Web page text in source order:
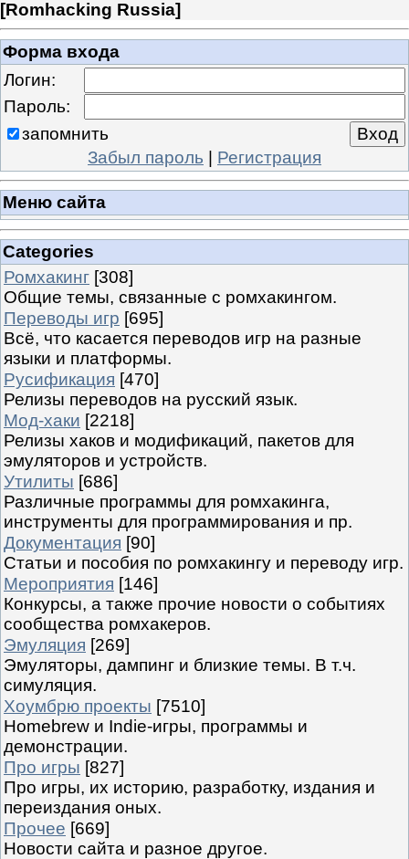
[Romhacking Russia]
Форма входа
Логин:
Пароль:
запомнить
Забыл пароль | Регистрация
Меню сайта
Categories
Ромхакинг [308]
Общие темы, связанные с ромхакингом.
Переводы игр [695]
Всё, что касается переводов игр на разные
языки и платформы.
Русификация [470]
Релизы переводов на русский язык.
Мод-хаки [2218]
Релизы хаков и модификаций, пакетов для
эмуляторов и устройств.
Утилиты [686]
Различные программы для ромхакинга,
инструменты для программирования и пр.
Документация [90]
Статьи и пособия по ромхакингу и переводу игр.
Мероприятия [146]
Конкурсы, а также прочие новости о событиях
сообщества ромхакеров.
Эмуляция [269]
Эмуляторы, дампинг и близкие темы. В т.ч.
симуляция.
Хоумбрю проекты [7510]
Homebrew и Indie-игры, программы и
демонстрации.
Про игры [827]
Про игры, их историю, разработку, издания и
переиздания оных.
Прочее [669]
Новости сайта и разное другое.